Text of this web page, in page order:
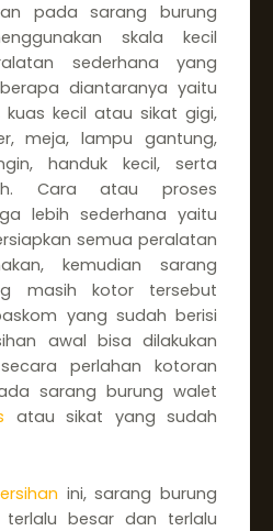
pada sarang burung
skala kecil
sederhana yang
diantaranya yaitu
kuas kecil atau sikat gigi,
meja, lampu gantung,
handuk kecil, serta
Cara atau proses
lebih sederhana yaitu
semua peralatan
kemudian sarang
masih kotor tersebut
yang sudah berisi
awal bisa dilakukan
perlahan kotoran
sarang burung walet
atau sikat yang sudah
ini, sarang burung
besar dan terlalu